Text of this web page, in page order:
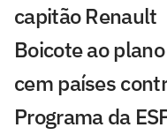
capitão Renault
Boicote ao
cem países
Programa da